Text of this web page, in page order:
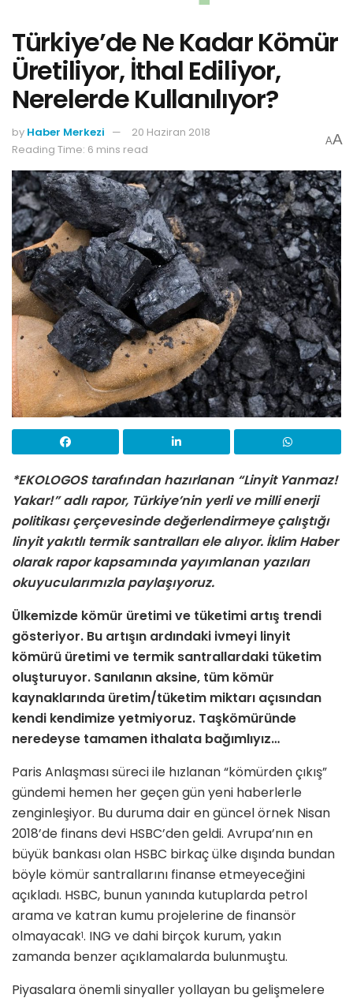
Türkiye’de Ne Kadar Kömür
Üretiliyor, İthal Ediliyor,
Nerelerde Kullanılıyor?
by Haber Merkezi
20 Haziran 2018
Reading Time: 6 mins read
AA
*EKOLOGOS tarafından hazırlanan “Linyit Yanmaz!
Yakar!” adlı rapor, Türkiye’nin yerli ve milli enerji
politikası çerçevesinde değerlendirmeye çalıştığı
linyit yakıtlı termik santralları ele alıyor. İklim Haber
olarak rapor kapsamında yayımlanan yazıları
okuyucularımızla paylaşıyoruz.
Ülkemizde kömür üretimi ve tüketimi artış trendi
gösteriyor. Bu artışın ardındaki ivmeyi linyit
kömürü üretimi ve termik santrallardaki tüketim
oluşturuyor. Sanılanın aksine, tüm kömür
kaynaklarında üretim/tüketim miktarı açısından
kendi kendimize yetmiyoruz. Taşkömüründe
neredeyse tamamen ithalata bağımlıyız…
Paris Anlaşması süreci ile hız­lanan “kömürden çıkış”
gün­demi hemen her geçen gün yeni haberlerle
zenginleşiyor. Bu duruma dair en güncel örnek Nisan
2018’de finans devi HSBC’den geldi. Avrupa’nın en
büyük bankası olan HSBC birkaç ülke dışında bundan
böyle kömür santrallarını finanse etmeyeceğini
açıkladı. HSBC, bunun yanında kutuplarda petrol
arama ve katran kumu projelerine de finansör
olmayacak1. ING ve dahi birçok ku­rum, yakın
zamanda benzer açıkla­malarda bulunmuştu.
Piyasalara önemli sinyaller yollayan bu gelişmelere